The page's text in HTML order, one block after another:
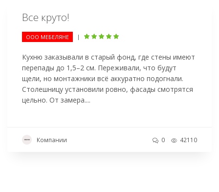
Все круто!
ООО МЕБЕЛЯНЕ |
Кухню заказывали в старый фонд, где стены имеют
перепады до 1,5–2 см. Переживали, что будут
щели, но монтажники всё аккуратно подогнали.
Столешницу установили ровно, фасады смотрятся
цельно. От замера....
Компании 0 42110